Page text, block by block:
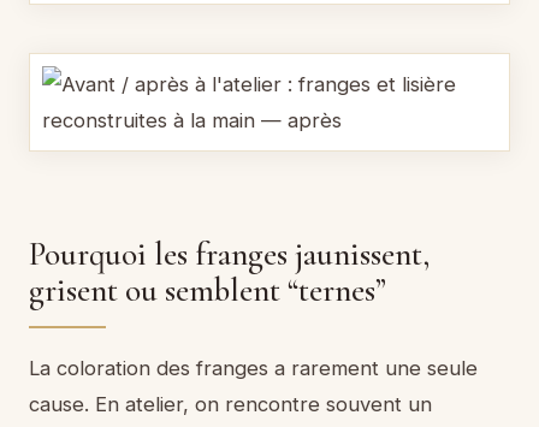
Pourquoi les franges jaunissent,
grisent ou semblent “ternes”
La coloration des franges a rarement une seule
cause. En atelier, on rencontre souvent un